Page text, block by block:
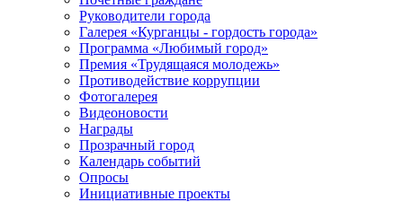
Руководители города
Галерея «Курганцы - гордость города»
Программа «Любимый город»
Премия «Трудящаяся молодежь»
Противодействие коррупции
Фотогалерея
Видеоновости
Награды
Прозрачный город
Календарь событий
Опросы
Инициативные проекты